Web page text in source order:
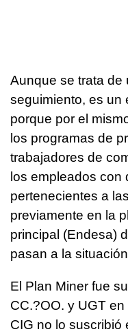
Aunque se trata de
seguimiento, es un
porque por el
los programas de
trabajadores de
los empleados con
pertenecientes a
previamente en la
principal (Endesa)
pasan a la
El Plan Miner fue
CC.?OO. y UGT
CIG no lo suscribió